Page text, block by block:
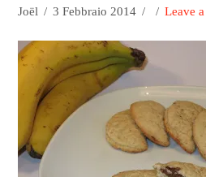
Joël 3 Febbraio 2014 Leave